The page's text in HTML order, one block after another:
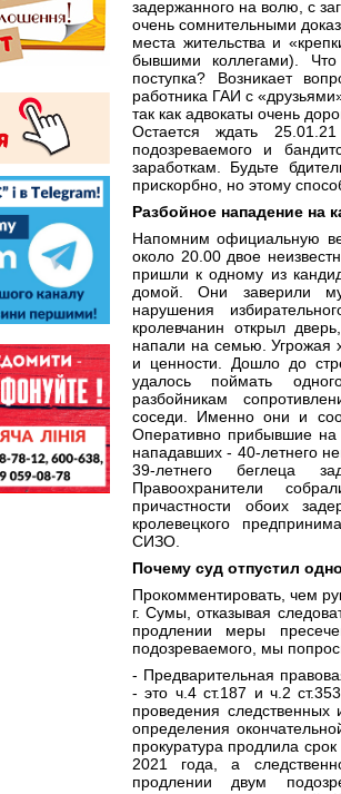
задержанного на волю, с
очень сомнительными
места жительства и
бывшими коллегами). Что
поступка? Возникает
работника ГАИ с
так как адвокаты очень
Остается ждать
подозреваемого и
заработкам. Будьте
прискорбно, но этому
Разбойное нападение на
Напомним официальную
около 20.00 двое
пришли к одному из
домой. Они заверили
нарушения
кролевчанин открыл
напали на семью. Угрожая
и ценности. Дошло до
удалось поймать
разбойникам
соседи. Именно они и
Оперативно прибывшие на
нападавших - 40-летнего
39-летнего беглеца
Правоохранители
причастности обоих
кролевецкого
СИЗО.
Почему суд отпустил
Прокомментировать, чем
г. Сумы, отказывая
продлении меры
подозреваемого, мы
- Предварительная
- это ч.4 ст.187 и ч.2
проведения
определения
прокуратура продлила
2021 года, а
продлении двум